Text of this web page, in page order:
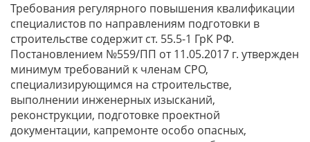
Требования регулярного повышения квалификации
специалистов по направлениям подготовки в
строительстве содержит ст. 55.5-1 ГрК РФ.
Постановлением №559/ПП от 11.05.2017 г. утвержден
минимум требований к членам СРО,
специализирующимся на строительстве,
выполнении инженерных изысканий,
реконструкции, подготовке проектной
документации, капремонте особо опасных,